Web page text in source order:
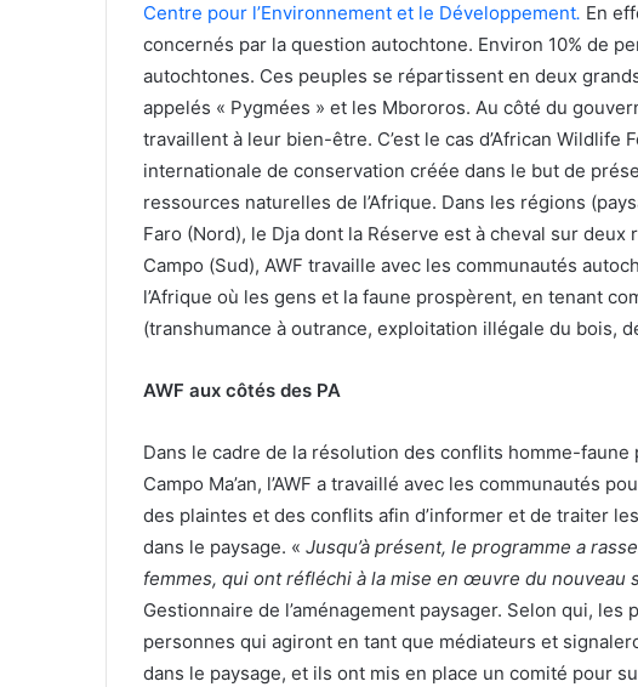
Centre pour l’Environnement et le Développement. En
concernés par la question autochtone. Environ 10% de
autochtones. Ces peuples se répartissent en deux
appelés « Pygmées » et les Mbororos. Au côté du
travaillent à leur bien-être. C’est le cas d’African Wildlife
internationale de conservation créée dans le but de
ressources naturelles de l’Afrique. Dans les régions
Faro (Nord), le Dja dont la Réserve est à cheval sur
Campo (Sud), AWF travaille avec les communautés
l’Afrique où les gens et la faune prospèrent, en tenant
(transhumance à outrance, exploitation illégale du bois,
AWF aux côtés des PA
Dans le cadre de la résolution des conflits homme-
Campo Ma’an, l’AWF a travaillé avec les communautés
des plaintes et des conflits afin d’informer et de traiter
dans le paysage. « Jusqu’à présent, le programme a
femmes, qui ont réfléchi à la mise en œuvre du nouveau
Gestionnaire de l’aménagement paysager. Selon qui,
personnes qui agiront en tant que médiateurs et
dans le paysage, et ils ont mis en place un comité pour